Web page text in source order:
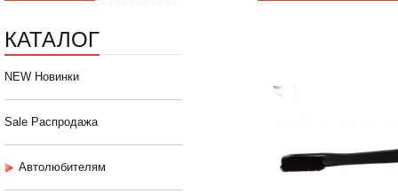
КАТАЛОГ
NEW Новинки
Sale Распродажа
Автолюбителям